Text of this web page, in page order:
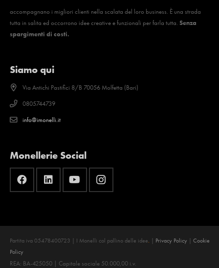
accompagnano i migliori clienti nella scalata del loro business. È una strada
tutta in salita ed occorrono idee creative e funzionali per farla tutta. Senza
spargimenti di costi.
Siamo qui
Via Antichi Pastifici 8/B 70056 Molfetta (Bari)
0805744739
info@imonelli.it
Monellerie Social
Partita iva 05478400723 | I Monelli col pallino delle idee. Privacy Policy
Cookie
Policy
REA: BA-425050 | Capitale sociale 50.000,00 i.v.